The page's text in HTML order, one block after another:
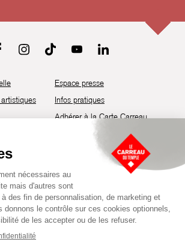
26
Espace presse
Infos pratiques
Adhérer à la Carte Carreau
Guide d’accessibilité
et sportif à l’architecture industrielle de la fin du
du Temple fut réhabilité en 2014 par la Ville
sportifs, à travers une programmation éclectique